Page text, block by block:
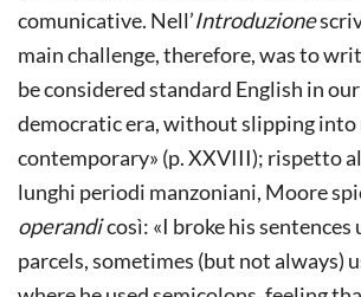
comunicative. Nell’Introduzione
main challenge, therefore, was to
be considered standard English in
democratic era, without slipping into
contemporary» (p. XXVIII); rispetto
lunghi periodi manzoniani, Moore
operandicosì: «I broke his
parcels, sometimes (but not always)